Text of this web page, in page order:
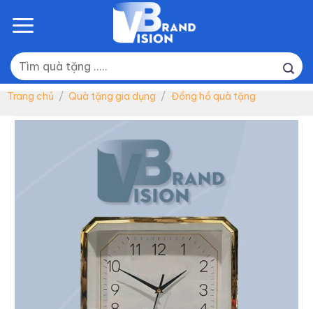
Tìm
kiếm:
Trang chủ / Quà tặng gia dụng / Đồng hồ quà tặng